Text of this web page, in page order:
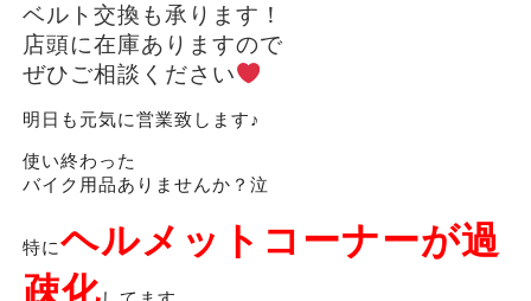
ベルト交換も承ります！
店頭に在庫ありますので
ぜひご相談ください
明日も元気に営業致します♪
使い終わった
バイク用品ありませんか？泣
特にヘルメットコーナーが過
疎化